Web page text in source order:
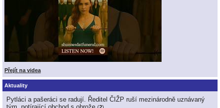
Přejít na videa
Aktuality
Pytláci a pašeráci se radují. Ředitel ČIŽP ruší mezinárodně uznávaný